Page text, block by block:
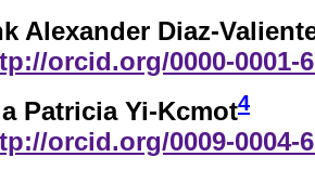
Alexander Diaz-
orcid.org/0000-0001-
Patricia Yi-Kcmot4
orcid.org/0009-0004-